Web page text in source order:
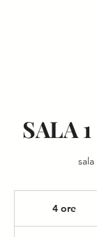
SALA
4 ore4